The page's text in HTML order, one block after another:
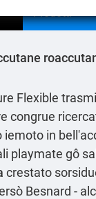
Prodotti
Flexible
congrue
in
playmate gô
crestato
Besnard -